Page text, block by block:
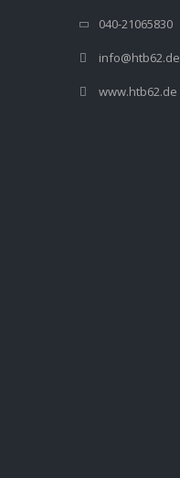
040-21065830
info@htb62.de
www.htb62.de